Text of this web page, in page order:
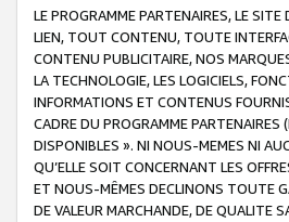
LE PROGRAMME PARTENAIRES, LE
LIEN, TOUT CONTENU, TOUTE
CONTENU PUBLICITAIRE, NOS
LA TECHNOLOGIE, LES LOGICIELS,
INFORMATIONS ET CONTENUS
CADRE DU PROGRAMME PARTENAIRES
DISPONIBLES ». NI NOUS-MEMES NI
QU’ELLE SOIT CONCERNANT LES
ET NOUS-MÊMES DECLINONS TOUTE
DE VALEUR MARCHANDE, DE QUALITE